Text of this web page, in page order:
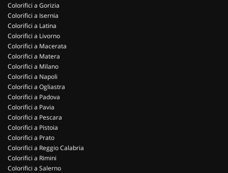
Colorifici a Gorizia
Colorifici a Isernia
Colorifici a Latina
Colorifici a Livorno
Colorifici a Macerata
Colorifici a Matera
Colorifici a Milano
Colorifici a Napoli
Colorifici a Ogliastra
Colorifici a Padova
Colorifici a Pavia
Colorifici a Pescara
Colorifici a Pistoia
Colorifici a Prato
Colorifici a Reggio Calabria
Colorifici a Rimini
Colorifici a Salerno